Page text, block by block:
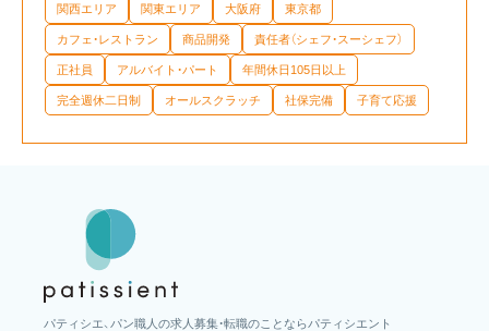
関西エリア 関東エリア 大阪府 東京都
カフェ・レストラン 商品開発 責任者（シェフ・スーシェフ）
正社員 アルバイト・パート 年間休日105日以上
完全週休二日制 オールスクラッチ 社保完備 子育て応援
パティシエ、パン職人の求人募集・転職のことならパティシエント